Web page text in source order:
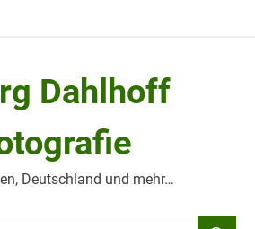
Dahlhoff
Deutschland und mehr…